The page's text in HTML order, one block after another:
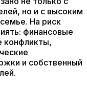
но и с высоким
На риск
финансовые
конфликты,
и собственный